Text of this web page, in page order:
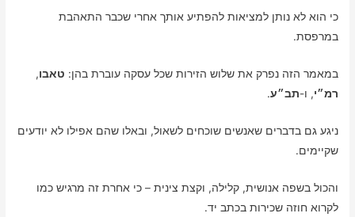
כי הוא לא נותן למציאות להפתיע אותך אחרי שכבר התאהבת
במרפסת.
במאמר הזה נפרק את שלוש הזירות שכל עסקה עוברת בהן: טאבו,
רמ״י, ו-תב״ע.
ניגע גם בדברים שאנשים שוכחים לשאול, ובאלו שהם אפילו לא יודעים
שקיימים.
והכול בשפה אנושית, קלילה, וקצת צינית – כי אחרת זה מרגיש כמו
לקרוא חוזה שכירות בכתב יד.